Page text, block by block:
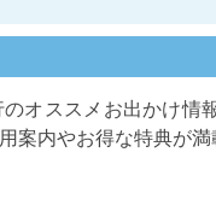
オススメお出かけ情
案内やお得な特典が満